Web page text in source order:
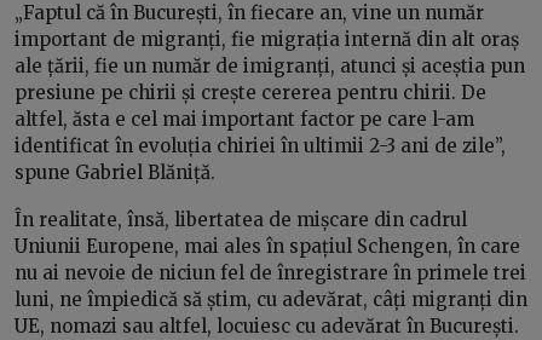
„Faptul că în București, în fiecare an, vine un număr
important de migranți, fie migrația internă din alt oraș
ale țării, fie un număr de imigranți, atunci și aceștia pun
presiune pe chirii și crește cererea pentru chirii. De
altfel, ăsta e cel mai important factor pe care l-am
identificat în evoluția chiriei în ultimii 2-3 ani de zile”,
spune Gabriel Blăniță.
În realitate, însă, libertatea de mișcare din cadrul
Uniunii Europene, mai ales în spațiul Schengen, în care
nu ai nevoie de niciun fel de înregistrare în primele trei
luni, ne împiedică să știm, cu adevărat, câți migranți din
UE, nomazi sau altfel, locuiesc cu adevărat în București.